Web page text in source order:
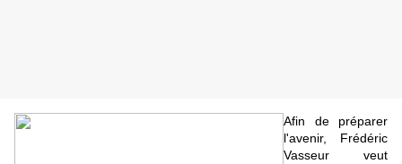
Afin de préparer
l'avenir, Frédéric
Vasseur veut